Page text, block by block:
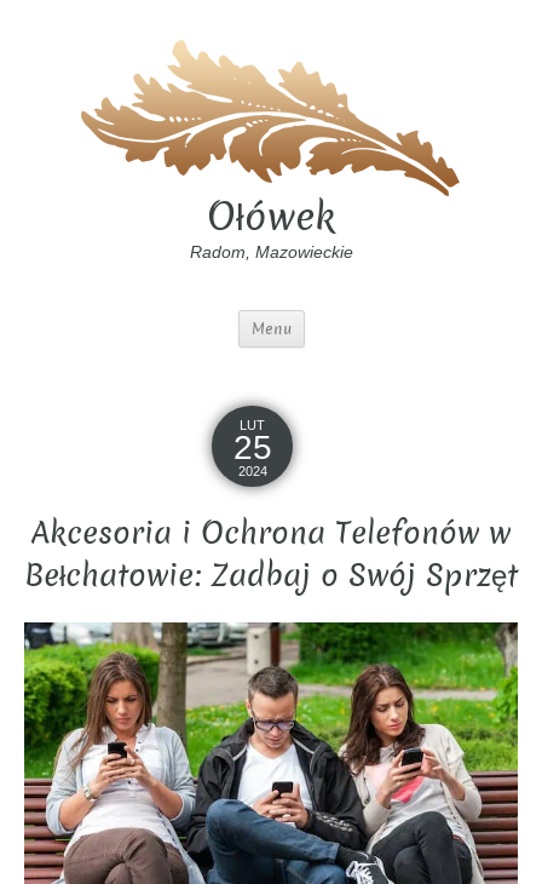
Ołówek
Radom, Mazowieckie
Menu
LUT
25
2024
Akcesoria i Ochrona Telefonów w
Bełchatowie: Zadbaj o Swój Sprzęt